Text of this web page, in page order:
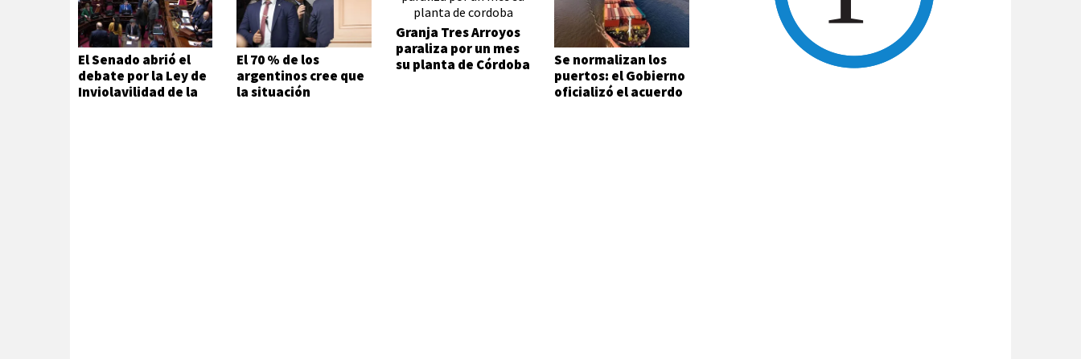
El Senado abrió el
debate por la Ley de
Inviolavilidad de la
El 70 % de los
argentinos cree que
la situación
Granja Tres Arroyos
paraliza por un mes
su planta de Córdoba
Se normalizan los
puertos: el Gobierno
oficializó el acuerdo